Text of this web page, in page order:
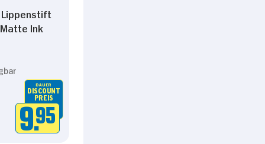
Lippenstift
Ink
DAUER
DISCOUNT
PREIS
9.95